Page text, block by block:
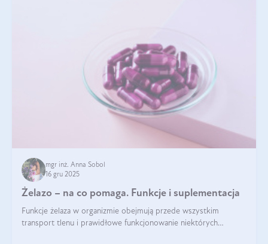
mgr inż. Anna Sobol
16 gru 2025
Żelazo – na co pomaga. Funkcje i suplementacja
Funkcje żelaza w organizmie obejmują przede wszystkim
transport tlenu i prawidłowe funkcjonowanie niektórych